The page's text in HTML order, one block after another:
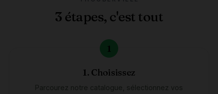
3 étapes, c'est tout
1. Choisissez
Parcourez notre catalogue, sélectionnez vos